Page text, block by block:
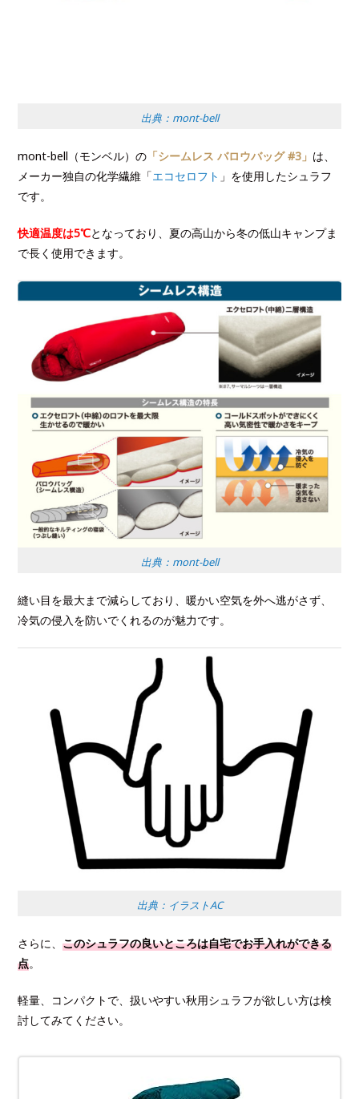
出典：mont-bell
mont-bell（モンベル）の 「シームレス バロウバッグ #3」 は、
メーカー独自の化学繊維「エコセロフト 」を使用したシュラフ
です。
快適温度は5℃となっており、夏の高山から冬の低山キャンプま
で長く使用できます。
出典：mont-bell
縫い目を最大まで減らしており、暖かい空気を外へ逃がさず、
冷気の侵入を防いでくれるのが魅力です。
出典：イラストAC
さらに、このシュラフの良いところは自宅でお手入れができる
点。
軽量、コンパクトで、扱いやすい秋用シュラフが欲しい方は検
討してみてください。